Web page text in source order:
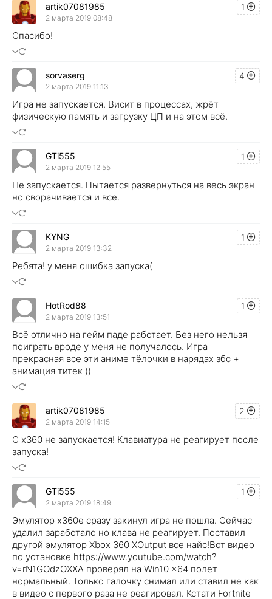
1
artik07081985
2 марта 2019 08:48
Спасибо!
4
sorvaserg
2 марта 2019 11:13
Игра не запускается. Висит в процессах, жрёт
физическую память и загрузку ЦП и на этом всё.
1
GTi555
2 марта 2019 12:55
Не запускается. Пытается развернуться на весь экран
но сворачивается и все.
1
KYNG
2 марта 2019 13:32
Ребята! у меня ошибка запуска(
1
HotRod88
2 марта 2019 13:51
Всё отлично на гейм паде работает. Без него нельзя
поиграть вроде у меня не получалось. Игра
прекрасная все эти аниме тёлочки в нарядах збс +
анимация титек ))
2
artik07081985
2 марта 2019 14:15
С x360 не запускается! Клавиатура не реагирует после
запуска!
1
GTi555
2 марта 2019 18:49
Эмулятор x360e сразу закинул игра не пошла. Сейчас
удалил заработало но клава не реагирует. Поставил
другой эмулятор Xbox 360 XOutput все найс!Вот видео
по установке https://www.youtube.com/watch?
v=rN1GOdzOXXA проверял на Win10 x64 полет
нормальный. Только галочку снимал или ставил не как
в видео с первого раза не реагировал. Кстати Fortnite